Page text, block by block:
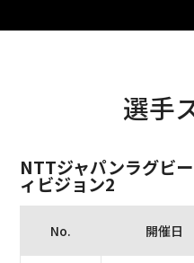
選手
NTTジャパンラグビ
ィビジョン2
No. 開催日